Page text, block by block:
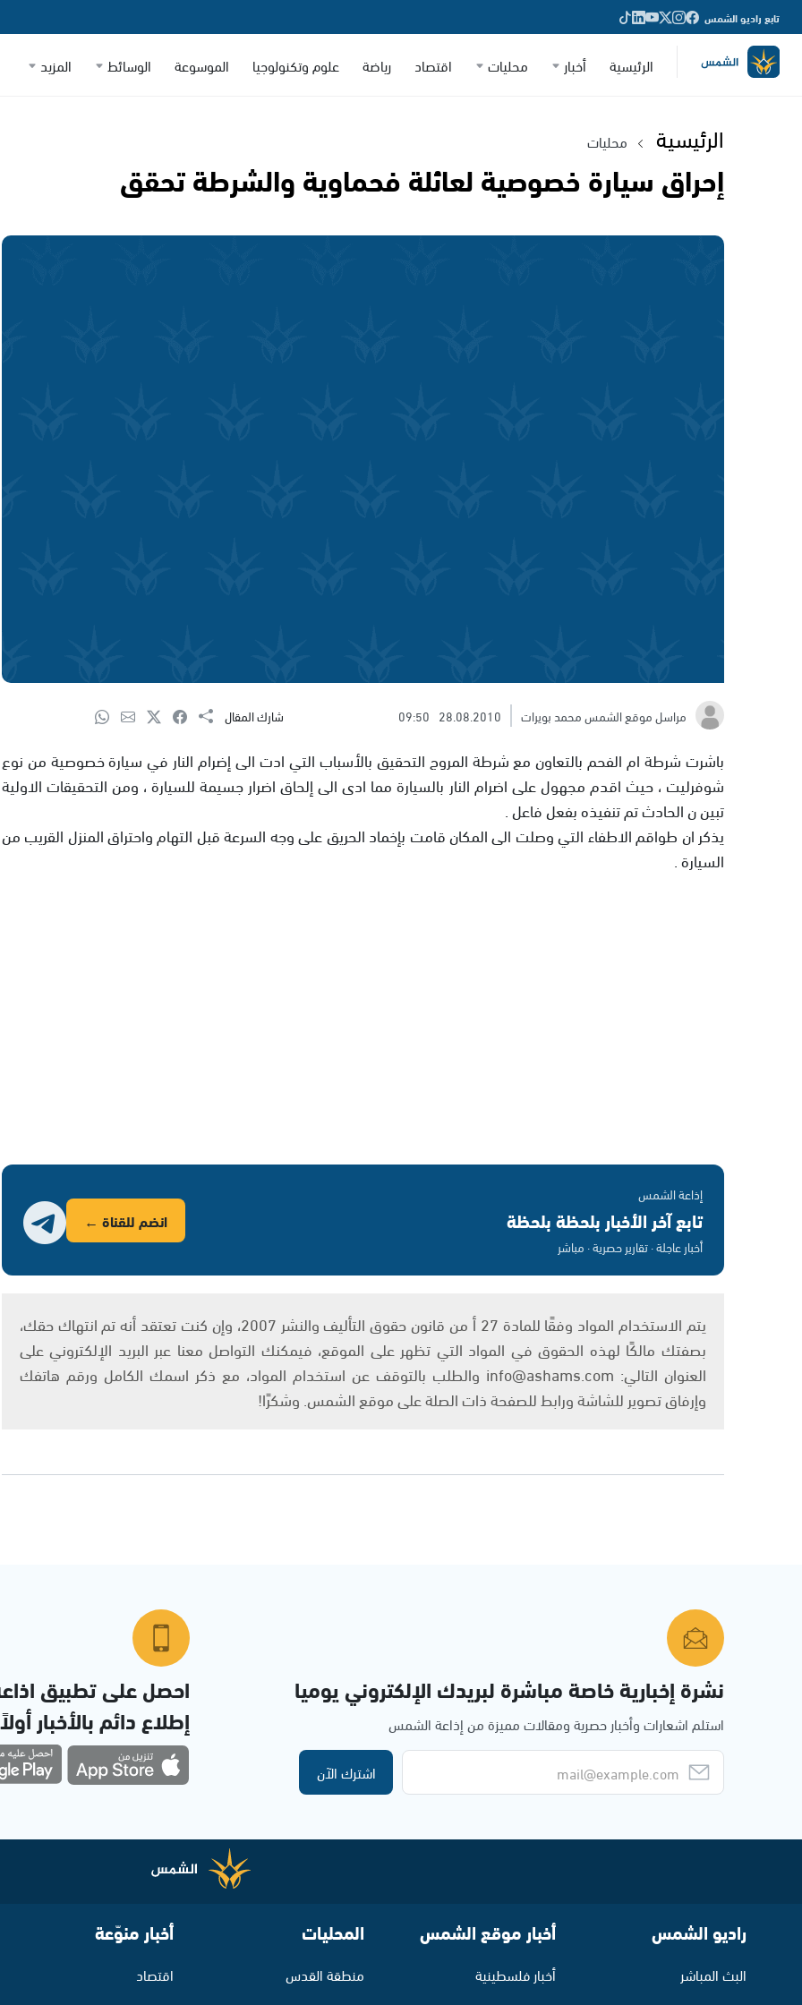
تابع راديو الشمس
الرئيسية أخبار محليات اقتصاد رياضة علوم وتكنولوجيا الموسوعة الوسائط المزيد
الرئيسية محليات
إحراق سيارة خصوصية لعائلة فحماوية والشرطة تحقق
مراسل موقع الشمس محمد بويرات 28.08.2010
09:50 شارك المقال
باشرت شرطة ام الفحم بالتعاون مع شرطة المروج التحقيق بالأسباب التي ادت الى إضرام النار في سيارة خصوصية من نوع
شوفرليت ، حيث اقدم مجهول على اضرام النار بالسيارة مما ادى الى إلحاق اضرار جسيمة للسيارة ، ومن التحقيقات الاولية
تبين ن الحادث تم تنفيذه بفعل فاعل .
يذكر ان طواقم الاطفاء التي وصلت الى المكان قامت بإخماد الحريق على وجه السرعة قبل التهام واحتراق المنزل القريب من
السيارة .
إذاعة الشمس
تابع آخر الأخبار بلحظة بلحظة
أخبار عاجلة · تقارير حصرية · مباشر
انضم للقناة ←
يتم الاستخدام المواد وفقًا للمادة 27 أ من قانون حقوق التأليف والنشر 2007، وإن كنت تعتقد أنه تم انتهاك حقك،
بصفتك مالكًا لهذه الحقوق في المواد التي تظهر على الموقع، فيمكنك التواصل معنا عبر البريد الإلكتروني على
العنوان التالي: info@ashams.com والطلب بالتوقف عن استخدام المواد، مع ذكر اسمك الكامل ورقم هاتفك
وإرفاق تصوير للشاشة ورابط للصفحة ذات الصلة على موقع الشمس. وشكرًا!
نشرة إخبارية خاصة مباشرة لبريدك الإلكتروني يوميا
استلم اشعارات وأخبار حصرية ومقالات مميزة من إذاعة الشمس
اشترك الآن
احصل على تطبيق
إطلاع دائم بالأخبار
راديو الشمس
البث المباشر
أخبار موقع الشمس
أخبار فلسطينية
المحليات
منطقة القدس
أخبار منوّعة
اقتصاد